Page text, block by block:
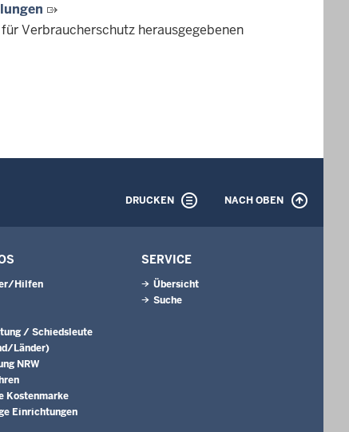
Verbraucherschutz herausgegebenen
DRUCKEN NACH OBEN
Hilfen
/ Schiedsleute
Länder)
NRW
Kostenmarke
Einrichtungen
SERVICE
Übersicht
Suche